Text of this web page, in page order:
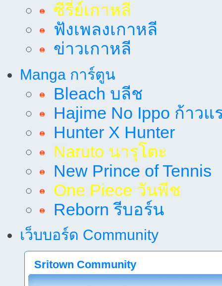
ซีรี่ย์เกาหลี
ฟังเพลงเกาหลี
ข่าวเกาหลี
Manga การ์ตูน
Bleach บลีช
Hajime No Ippo ก้าวแ
Hunter X Hunter
Naruto นารุโตะ
New Prince of Tennis
One Piece วันพีช
Reborn รีบอร์น
เว็บบอร์ด Community
Sritown Community